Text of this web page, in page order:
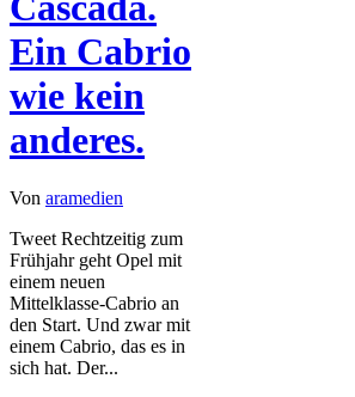
Ein Cabrio
wie kein
anderes.
Von aramedien
Tweet Rechtzeitig zum
Frühjahr geht Opel mit
einem neuen
Mittelklasse-Cabrio an
den Start. Und zwar mit
einem Cabrio, das es in
sich hat. Der...